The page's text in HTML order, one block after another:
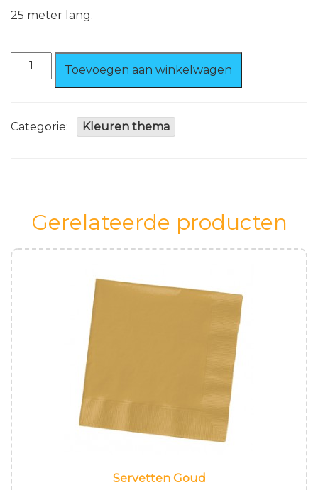
25 meter lang.
Zilver
5
Toevoegen aan winkelwagen
Categorie: Kleuren thema
Gerelateerde producten
Servetten Goud